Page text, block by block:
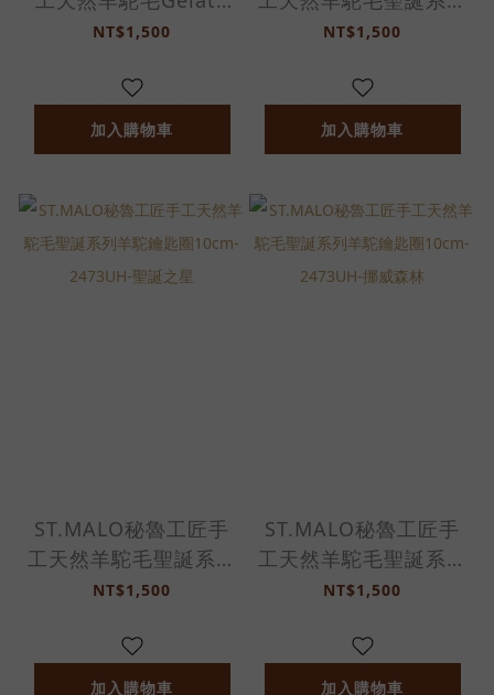
羊駝 10cm-2596UH-
Fondente
NT$1,500
加入購物車
羊駝鑰匙圈10cm-
NT$1,500
加入購物車
ST.MALO秘魯工匠手
工天然羊駝毛聖誕系列
羊駝鑰匙圈10cm-
NT$1,500
加入購物車
ST.MALO秘魯工匠手
工天然羊駝毛聖誕系列
羊駝鑰匙圈10cm-
NT$1,500
加入購物車